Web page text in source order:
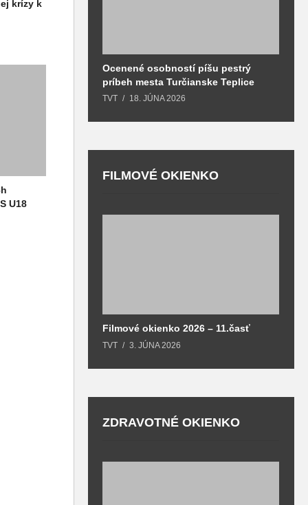
krízy k
U18
Ocenené osobností píšu pestrý
príbeh mesta Turčianske Teplice
TVT 18. JÚNA 2026
FILMOVÉ OKIENKO
Filmové okienko 2026 – 11.časť
TVT 3. JÚNA 2026
ZDRAVOTNÉ OKIENKO